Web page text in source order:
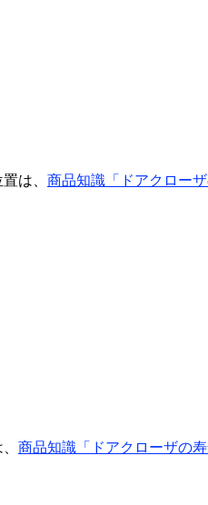
は、 商品知識「ドアクロー
商品知識「ドアクローザの寿